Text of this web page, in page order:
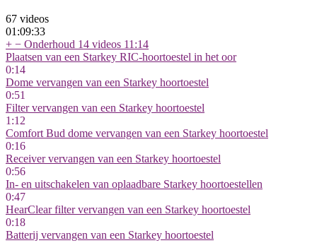
67 videos
01:09:33
+ − Onderhoud 14 videos 11:14
Plaatsen van een Starkey RIC-hoortoestel in het oor
0:14
Dome vervangen van een Starkey hoortoestel
0:51
Filter vervangen van een Starkey hoortoestel
1:12
Comfort Bud dome vervangen van een Starkey hoortoestel
0:16
Receiver vervangen van een Starkey hoortoestel
0:56
In- en uitschakelen van oplaadbare Starkey hoortoestellen
0:47
HearClear filter vervangen van een Starkey hoortoestel
0:18
Batterij vervangen van een Starkey hoortoestel